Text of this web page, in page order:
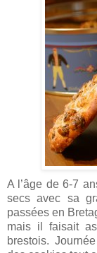
A l’âge de 6-7
secs avec sa
passées en
mais il faisait
brestois.